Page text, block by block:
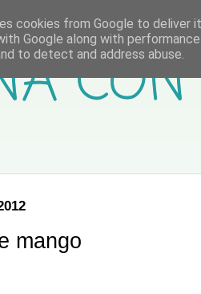
mango
cookies from Google to deliver
Google along with
to detect and address abuse.